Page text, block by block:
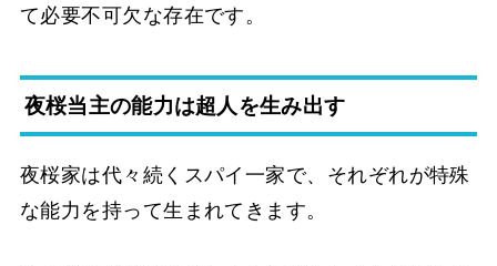
て必要不可欠な存在です。
夜桜当主の能力は超人を生み出す
夜桜家は代々続くスパイ一家で、それぞれが特殊
な能力を持って生まれてきます。